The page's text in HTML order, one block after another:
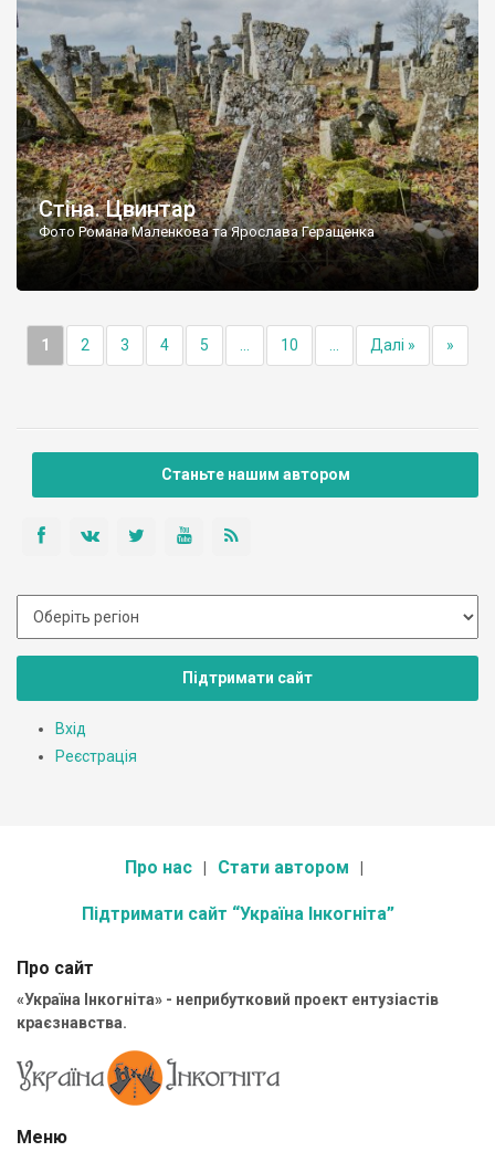
Стіна. Цвинтар
Фото Романа Маленкова та Ярослава Геращенка
1 2 3 4 5 10 Далі » »
Станьте нашим автором
Підтримати сайт
Вхід
Реєстрація
Про нас Стати автором
Підтримати сайт “Україна Інкогніта”
Про сайт
«Україна Інкогніта» - неприбутковий проект ентузіастів
краєзнавства.
Меню